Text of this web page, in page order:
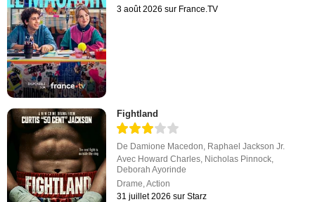
3 août 2026 sur France.TV
Fightland
De Damione Macedon Raphael Jackson Jr.
Avec Howard Charles Nicholas Pinnock
Deborah Ayorinde
Drame ,Action
31 juillet 2026 sur Starz